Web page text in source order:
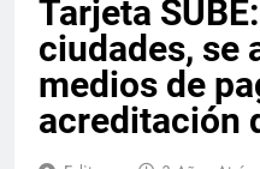
Tarjeta
ciudades, se
medios de
acreditación